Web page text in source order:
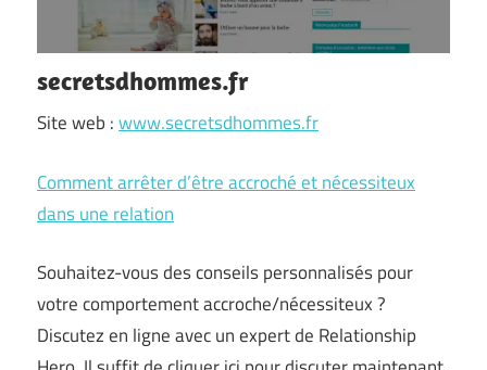
secretsdhommes.fr
Site web :www.secretsdhommes.fr
Comment arrêter d’être accroché et nécessiteux
dans une relation
Souhaitez-vous des conseils personnalisés pour
votre comportement accroche/nécessiteux ?
Discutez en ligne avec un expert de Relationship